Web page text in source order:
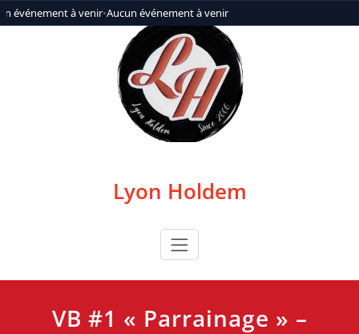
événement à venir•Aucun événement à venir
Aller
au
Lyon Holdem
VB #1 « Parrainage » –